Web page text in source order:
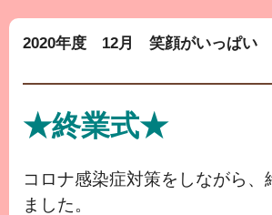
2020年度 12月 笑顔がいっぱい
★終業式★
コロナ感染症対策をしながら、
ました。